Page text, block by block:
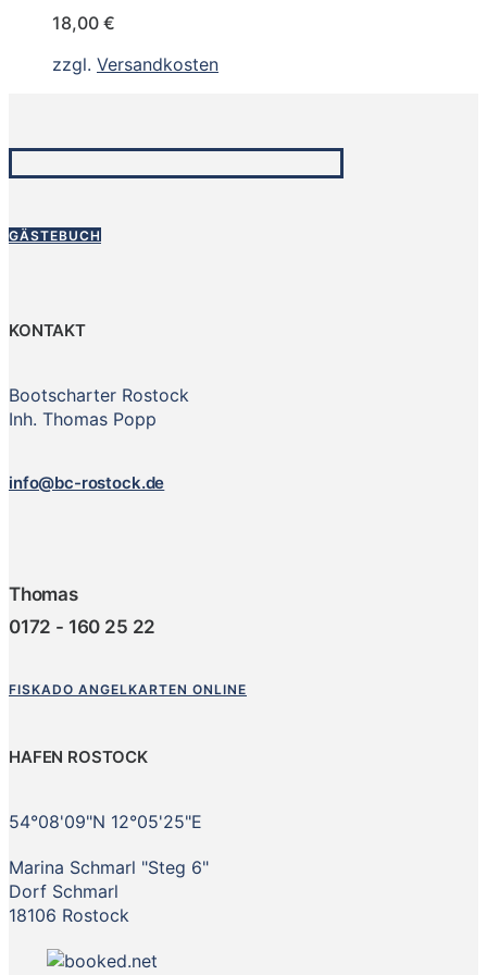
18,00 €
zzgl. Versandkosten
GÄSTEBUCH
KONTAKT
Bootscharter Rostock
Inh. Thomas Popp
info@bc-rostock.de
Thomas
0172 - 160 25 22
FISKADO ANGELKARTEN ONLINE
HAFEN ROSTOCK
54°08'09"N 12°05'25"E
Marina Schmarl "Steg 6"
Dorf Schmarl
18106 Rostock